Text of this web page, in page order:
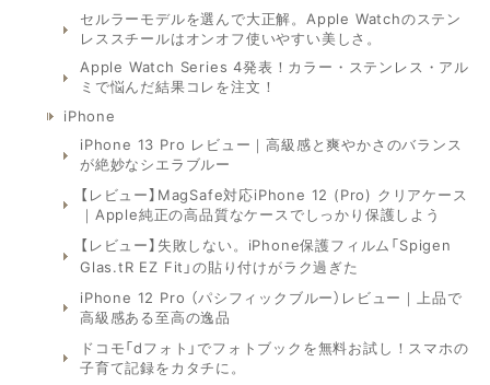
セルラーモデルを選んで大正解。Apple Watchのステン
レススチールはオンオフ使いやすい美しさ。
Apple Watch Series 4発表！カラー・ステンレス・アル
ミで悩んだ結果コレを注文！
iPhone
iPhone 13 Pro レビュー｜高級感と爽やかさのバランス
が絶妙なシエラブルー
【レビュー】MagSafe対応iPhone 12 (Pro) クリアケース
｜Apple純正の高品質なケースでしっかり保護しよう
【レビュー】失敗しない。iPhone保護フィルム「Spigen
Glas.tR EZ Fit」の貼り付けがラク過ぎた
iPhone 12 Pro （パシフィックブルー）レビュー｜上品で
高級感ある至高の逸品
ドコモ「dフォト」でフォトブックを無料お試し！スマホの
子育て記録をカタチに。